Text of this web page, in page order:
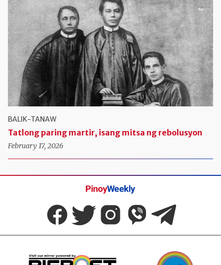
BALIK-TANAW
Tatlong paring martir, isang mitsa ng rebolusyon
February 17, 2026
Pinoy
Weekly